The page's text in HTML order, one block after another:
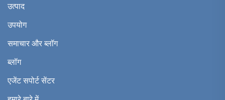
उत्पाद
उपयोग
समाचार और ब्लॉग
ब्लॉग
एजेंट सपोर्ट सेंटर